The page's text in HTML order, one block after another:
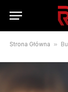
Strona Główna »